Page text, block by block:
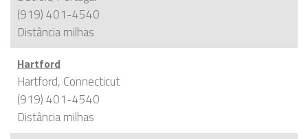
(919) 401-4540
Distânciamilhas
Hartford
Hartford, Connecticut
(919) 401-4540
Distânciamilhas